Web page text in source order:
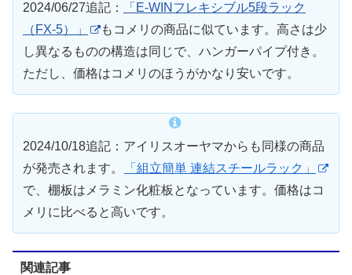
2024/06/27追記：
「E-WINフレキシブル5段ラック
（FX-5）」
もコメリの商品に似ています。高さは少
し異なるものの構造は同じで、ハンガーパイプ付き。
ただし、価格はコメリのほうがかなり安いです。
2024/10/18追記：アイリスオーヤマからも同様の商品
が発売されます。
「組立簡単 連結スチールラック」
で、棚板はメラミン化粧板となっています。価格はコ
メリに比べると高いです。
関連記事